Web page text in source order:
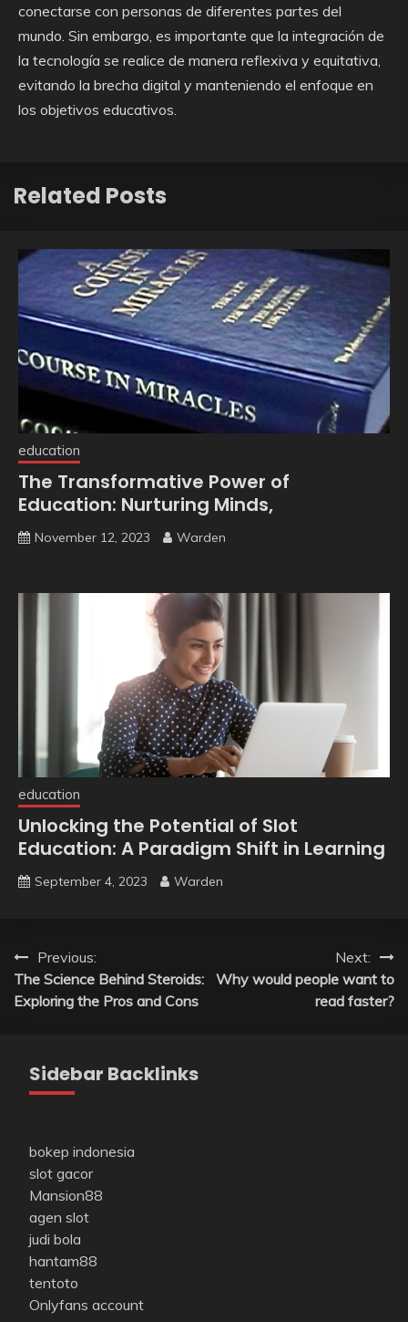
conectarse con personas de diferentes partes del
mundo. Sin embargo, es importante que la integración de
la tecnología se realice de manera reflexiva y equitativa,
evitando la brecha digital y manteniendo el enfoque en
los objetivos educativos.
Related Posts
education
The Transformative Power of
Education: Nurturing Minds,
November 12, 2023 Warden
education
Unlocking the Potential of Slot
Education: A Paradigm Shift in Learning
September 4, 2023 Warden
Post
navigation
Previous:
The Science Behind Steroids:
Exploring the Pros and Cons
Next:
Why would people want to
read faster?
Sidebar Backlinks
bokep indonesia
slot gacor
Mansion88
agen slot
judi bola
hantam88
tentoto
Onlyfans account